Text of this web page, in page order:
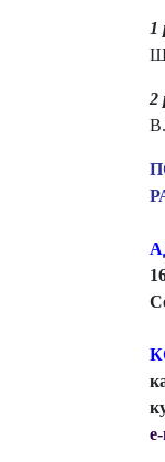
1
2